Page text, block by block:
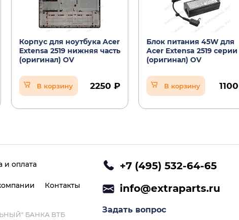
Корпус для ноутбука Acer
Extensa 2519 нижняя часть
(оригинал) OV
В корзину 2250 ₽
Блок питания 45W для
Acer Extensa 2519 серии
(оригинал) OV
В корзину
и оплата
Контакты
БАНКА ВТБ
+7 (495) 532-64-65
info@extraparts.ru
Задать вопрос